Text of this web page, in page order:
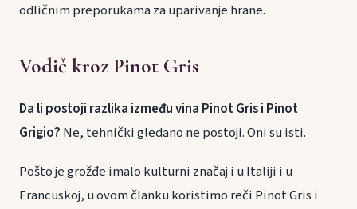
odličnim preporukama za uparivanje hrane.
Vodič kroz Pinot Gris
Da li postoji razlika između vina Pinot Gris i Pinot
Grigio? Ne, tehnički gledano ne postoji. Oni su isti.
Pošto je grožđe imalo kulturni značaj i u Italiji i u
Francuskoj, u ovom članku koristimo reči Pinot Gris i